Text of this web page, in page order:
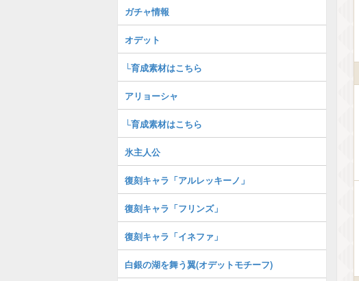
ガチャ情報
オデット
└育成素材はこちら
アリョーシャ
└育成素材はこちら
氷主人公
復刻キャラ「アルレッキーノ」
復刻キャラ「フリンズ」
復刻キャラ「イネファ」
白銀の湖を舞う翼(オデットモチーフ)